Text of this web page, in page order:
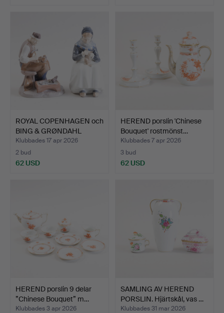
ROYAL COPENHAGEN och
BING & GRØNDAHL
skoma…
Klubbades 17 apr 2026
2 bud
62 USD
HEREND porslin 'Chinese
Bouquet' rostmönst…
Klubbades 7 apr 2026
3 bud
62 USD
HEREND porslin 9 delar
”Chinese Bouquet” m…
Klubbades 3 apr 2026
SAMLING AV HEREND
PORSLIN. Hjärtskål, vas …
Klubbades 31 mar 2026